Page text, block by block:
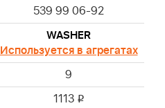
539 99 06-92
WASHER
Используется в агрегатах
9
1113 i